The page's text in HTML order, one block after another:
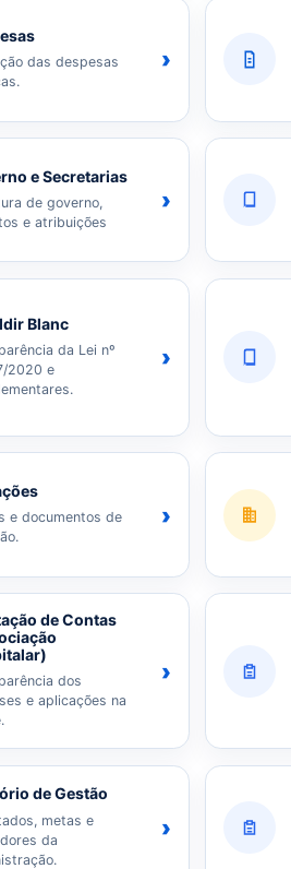
das despesas
›
e Secretarias
de governo,
e atribuições
›
Blanc
da Lei nº
2020 e
›
e documentos de
›
de Contas
dos
e aplicações na
›
de Gestão
metas e
da
›